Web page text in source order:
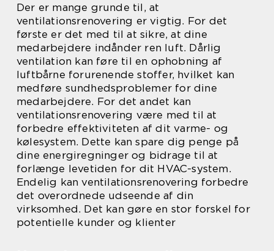
Der er mange grunde til, at
ventilationsrenovering er vigtig. For det
første er det med til at sikre, at dine
medarbejdere indånder ren luft. Dårlig
ventilation kan føre til en ophobning af
luftbårne forurenende stoffer, hvilket kan
medføre sundhedsproblemer for dine
medarbejdere. For det andet kan
ventilationsrenovering være med til at
forbedre effektiviteten af dit varme- og
kølesystem. Dette kan spare dig penge på
dine energiregninger og bidrage til at
forlænge levetiden for dit HVAC-system.
Endelig kan ventilationsrenovering forbedre
det overordnede udseende af din
virksomhed. Det kan gøre en stor forskel for
potentielle kunder og klienter